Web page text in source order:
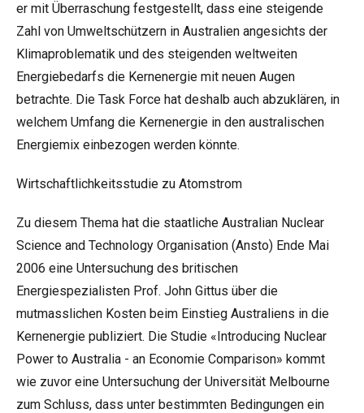
er mit Überraschung festgestellt, dass eine steigende
Zahl von Umweltschützern in Australien angesichts der
Klimaproblematik und des steigenden weltweiten
Energiebedarfs die Kernenergie mit neuen Augen
betrachte. Die Task Force hat deshalb auch abzuklären, in
welchem Umfang die Kernenergie in den australischen
Energiemix einbezogen werden könnte.
Wirtschaftlichkeitsstudie zu Atomstrom
Zu diesem Thema hat die staatliche Australian Nuclear
Science and Technology Organisation (Ansto) Ende Mai
2006 eine Untersuchung des britischen
Energiespezialisten Prof. John Gittus über die
mutmasslichen Kosten beim Einstieg Australiens in die
Kernenergie publiziert. Die Studie «Introducing Nuclear
Power to Australia - an Economie Comparison» kommt
wie zuvor eine Untersuchung der Universität Melbourne
zum Schluss, dass unter bestimmten Bedingungen ein